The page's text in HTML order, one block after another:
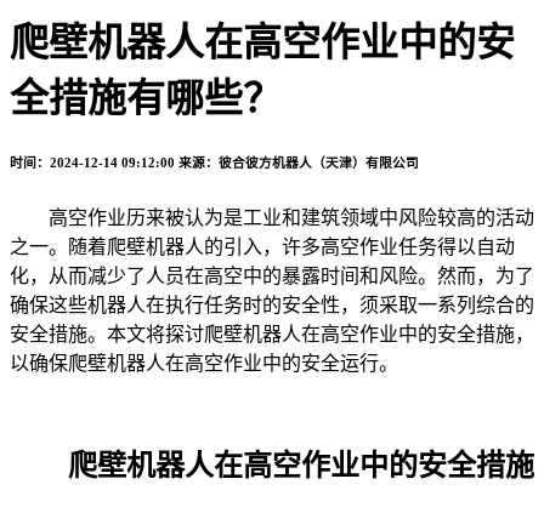
爬壁机器人在高空作业中的安
全措施有哪些？
时间：2024-12-14 09:12:00 来源：彼合彼方机器人（天津）有限公司
高空作业历来被认为是工业和建筑领域中风险较高的活动
之一。随着爬壁机器人的引入，许多高空作业任务得以自动
化，从而减少了人员在高空中的暴露时间和风险。然而，为了
确保这些机器人在执行任务时的安全性，须采取一系列综合的
安全措施。本文将探讨爬壁机器人在高空作业中的安全措施，
以确保爬壁机器人在高空作业中的安全运行。
爬壁机器人在高空作业中的安全措施